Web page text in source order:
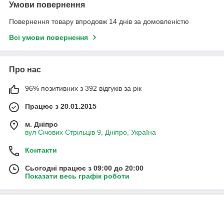
Умови повернення
Повернення товару впродовж 14 днів за домовленістю
Всі умови повернення
Про нас
96% позитивних з 392 відгуків за рік
Працює з 20.01.2015
м. Дніпро
вул Січових Стрільців 9, Дніпро, Україна
Контакти
Сьогодні працює з 09:00 до 20:00
Показати весь графік роботи